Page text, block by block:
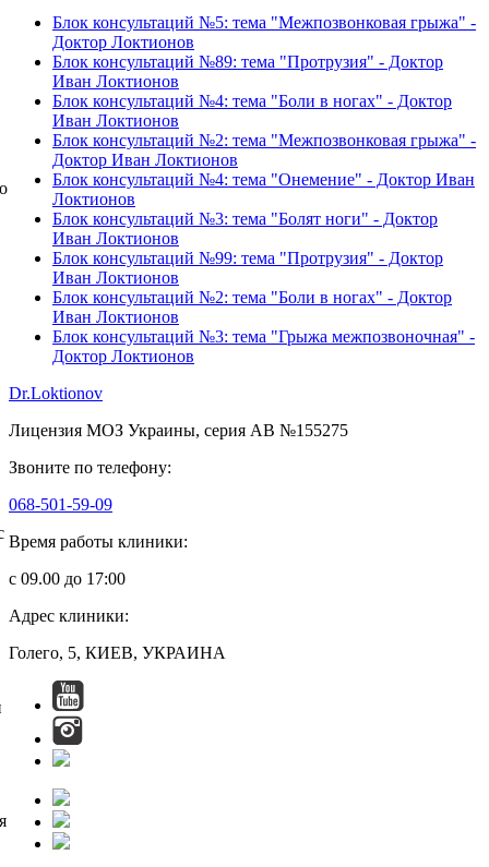
Блок консультаций №5: тема "Межпозвонковая грыжа" -
Доктор Локтионов
Блок консультаций №89: тема "Протрузия" - Доктор
Иван Локтионов
Блок консультаций №4: тема "Боли в ногах" - Доктор
Иван Локтионов
Блок консультаций №2: тема "Межпозвонковая грыжа" -
Доктор Иван Локтионов
Блок консультаций №4: тема "Онемение" - Доктор Иван
Локтионов
Блок консультаций №3: тема "Болят ноги" - Доктор
Иван Локтионов
Блок консультаций №99: тема "Протрузия" - Доктор
Иван Локтионов
Блок консультаций №2: тема "Боли в ногах" - Доктор
Иван Локтионов
Блок консультаций №3: тема "Грыжа межпозвоночная" -
Доктор Локтионов
Dr.Loktionov
Лицензия МОЗ Украины, серия АВ №155275
Звоните по телефону:
068-501-59-09
Время работы клиники:
с 09.00 до 17:00
Адрес клиники:
Голего, 5, КИЕВ, УКРАИНА